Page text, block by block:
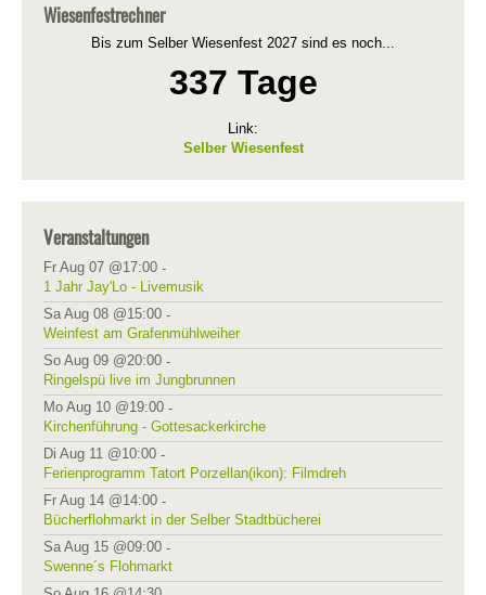
Wiesenfestrechner
Bis zum Selber Wiesenfest 2027 sind es noch...
337 Tage
Link:
Selber Wiesenfest
Veranstaltungen
Fr Aug 07 @17:00 -
1 Jahr Jay'Lo - Livemusik
Sa Aug 08 @15:00 -
Weinfest am Grafenmühlweiher
So Aug 09 @20:00 -
Ringelspü live im Jungbrunnen
Mo Aug 10 @19:00 -
Kirchenführung - Gottesackerkirche
Di Aug 11 @10:00 -
Ferienprogramm Tatort Porzellan(ikon): Filmdreh
Fr Aug 14 @14:00 -
Bücherflohmarkt in der Selber Stadtbücherei
Sa Aug 15 @09:00 -
Swenne´s Flohmarkt